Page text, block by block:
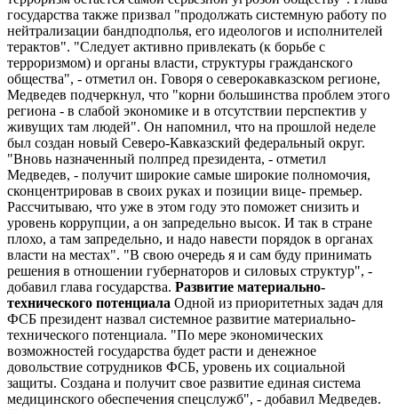
государства также призвал "продолжать системную работу по
нейтрализации бандподполья, его идеологов и исполнителей
терактов". "Следует активно привлекать (к борьбе с
терроризмом) и органы власти, структуры гражданского
общества", - отметил он. Говоря о северокавказском регионе,
Медведев подчеркнул, что "корни большинства проблем этого
региона - в слабой экономике и в отсутствии перспектив у
живущих там людей". Он напомнил, что на прошлой неделе
был создан новый Северо-Кавказский федеральный округ.
"Вновь назначенный полпред президента, - отметил
Медведев, - получит широкие самые широкие полномочия,
сконцентрировав в своих руках и позиции вице- премьер.
Рассчитываю, что уже в этом году это поможет снизить и
уровень коррупции, а он запредельно высок. И так в стране
плохо, а там запредельно, и надо навести порядок в органах
власти на местах". "В свою очередь я и сам буду принимать
решения в отношении губернаторов и силовых структур", -
добавил глава государства. Развитие материально-
технического потенциала Одной из приоритетных задач для
ФСБ президент назвал системное развитие материально-
технического потенциала. "По мере экономических
возможностей государства будет расти и денежное
довольствие сотрудников ФСБ, уровень их социальной
защиты. Создана и получит свое развитие единая система
медицинского обеспечения спецслужб", - добавил Медведев.